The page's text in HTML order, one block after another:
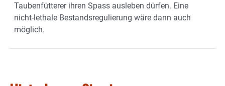
Taubenfütterer ihren Spass ausleben dürfen. Eine
nicht-lethale Bestandsregulierung wäre dann auch
möglich.